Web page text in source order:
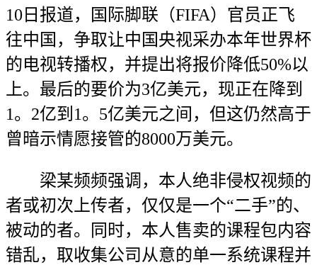
10日报道，国际脚联（FIFA）官员正飞
往中国，争取让中国央视采办本年世界杯
的电视转播权，并提出将报价降低50%以
上。最后的要价为3亿美元，现正在降到
1。2亿到1。5亿美元之间，但这仍然高于
曾暗示情愿接管的8000万美元。
梁某频频强调，本人绝非侵权视频的
者或初次上传者，仅仅是一个“二手”的、
被动的者。同时，本人售卖的课程包内容
错乱，取收集公司从意的单一系统课程并